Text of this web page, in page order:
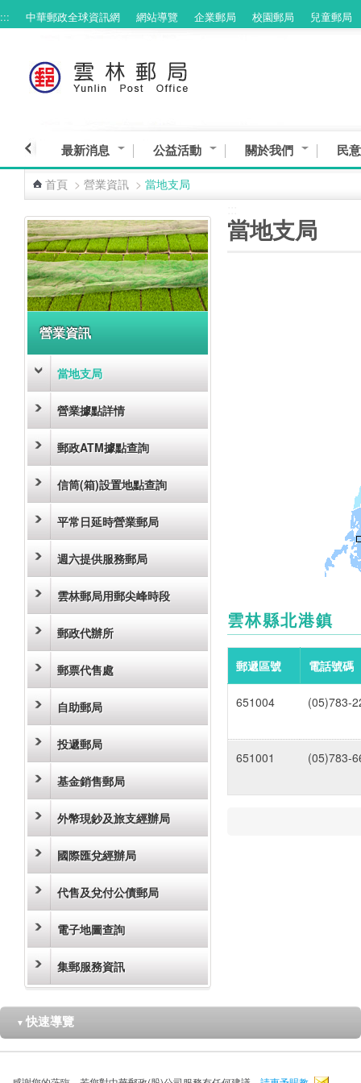
跳到主要內容區塊
::: 中華郵政全球資訊網 網站導覽 企業郵局 校園郵局 兒童郵局
最新消息 公益活動 關於我們 民
首頁 > 營業資訊 > 當地支局
營業資訊
當地支局
營業據點詳情
郵政ATM據點查詢
信筒(箱)設置地點查詢
平常日延時營業郵局
週六提供服務郵局
雲林郵局用郵尖峰時段
郵政代辦所
郵票代售處
自助郵局
投遞郵局
基金銷售郵局
外幣現鈔及旅支經辦局
國際匯兌經辦局
代售及兌付公債郵局
電子地圖查詢
集郵服務資訊
當地支局
雲林縣北港鎮
郵遞區號 電話號碼
651004 (05)783-
651001 (05)783-
▼ 快速導覽